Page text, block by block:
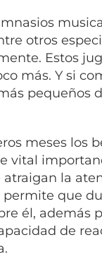
otros
Estos
más. Y si
pequeños
meses los
vital
atraigan la
que
él, además
de